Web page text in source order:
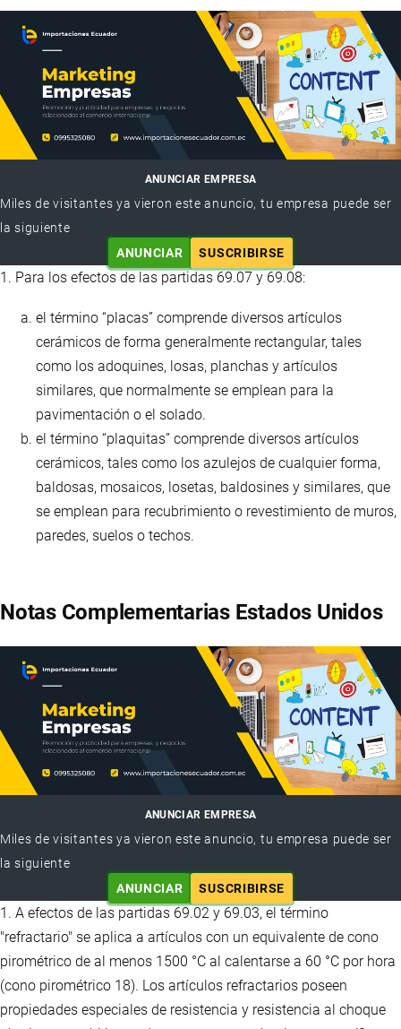
ANUNCIAR EMPRESA
Miles de visitantes ya vieron este anuncio, tu empresa puede ser
la siguiente
ANUNCIAR
SUSCRIBIRSE
1. Para los efectos de las partidas 69.07 y 69.08:
el término “placas” comprende diversos artículos
cerámicos de forma generalmente rectangular, tales
como los adoquines, losas, planchas y artículos
similares, que normalmente se emplean para la
pavimentación o el solado.
el término “plaquitas” comprende diversos artículos
cerámicos, tales como los azulejos de cualquier forma,
baldosas, mosaicos, losetas, baldosines y similares, que
se emplean para recubrimiento o revestimiento de muros,
paredes, suelos o techos.
Notas Complementarias Estados Unidos
ANUNCIAR EMPRESA
Miles de visitantes ya vieron este anuncio, tu empresa puede ser
la siguiente
ANUNCIAR
SUSCRIBIRSE
1. A efectos de las partidas 69.02 y 69.03, el término
"refractario" se aplica a artículos con un equivalente de cono
pirométrico de al menos 1500 °C al calentarse a 60 °C por hora
(cono pirométrico 18). Los artículos refractarios poseen
propiedades especiales de resistencia y resistencia al choque